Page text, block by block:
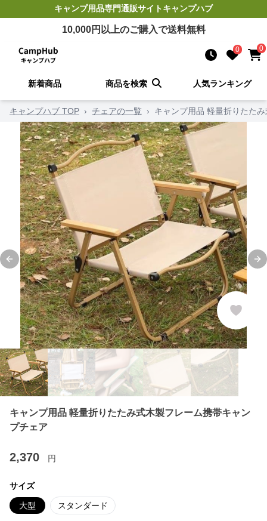
キャンプ用品専門通販サイトキャンプハブ
10,000円以上のご購入で送料無料
0 0
新着商品 商品を検索 人気ランキング
キャンプハブ TOP › チェアの一覧 › キャンプ用品 軽量折りたた
Previous slide
キャンプ用品 軽量折りたたみ式木製フレーム携帯キャン
プチェア
2,370 円
サイズ
大型 スタンダード